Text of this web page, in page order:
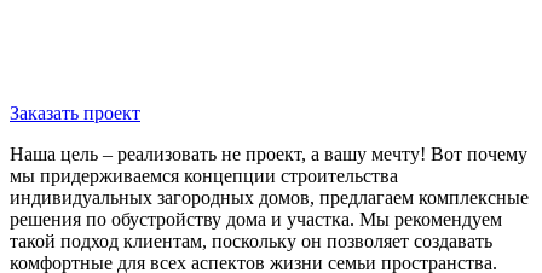
Заказать проект
Наша цель – реализовать не проект, а вашу мечту! Вот почему
мы придерживаемся концепции строительства
индивидуальных загородных домов, предлагаем комплексные
решения по обустройству дома и участка. Мы рекомендуем
такой подход клиентам, поскольку он позволяет создавать
комфортные для всех аспектов жизни семьи пространства.